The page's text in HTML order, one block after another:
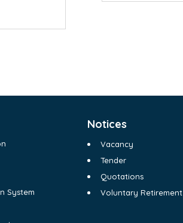
System
Notices
Vacancy
Tender
Quotations
Voluntary Retirement